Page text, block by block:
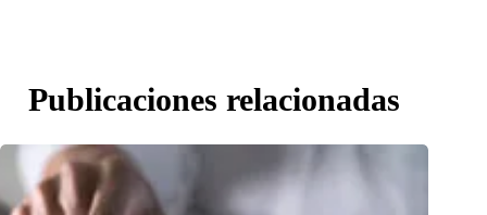
Publicaciones relacionadas